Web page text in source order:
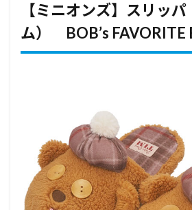
【ミニオンズ】スリッ
ム） BOB’s FAVORITE